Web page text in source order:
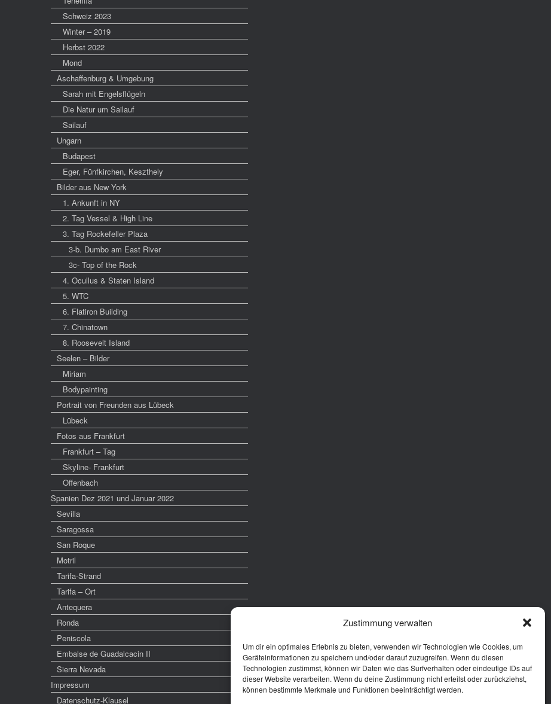
Zustimmung verwalten
Um dir ein optimales Erlebnis zu bieten, verwenden wir Technologien wie Cookies, um
Geräteinformationen zu speichern und/oder darauf zuzugreifen. Wenn du diesen
Technologien zustimmst, können wir Daten wie das Surfverhalten oder eindeutige IDs auf
dieser Website verarbeiten. Wenn du deine Zustimmung nicht erteilst oder zurückziehst,
können bestimmte Merkmale und Funktionen beeinträchtigt werden.
Schweiz 2023
Winter – 2019
Herbst 2022
Mond
Aschaffenburg & Umgebung
Sarah mit Engelsflügeln
Die Natur um Sailauf
Sailauf
Ungarn
Budapest
Eger, Fünfkirchen, Keszthely
Bilder aus New York
1. Ankunft in NY
2. Tag Vessel & High Line
3. Tag Rockefeller Plaza
3-b. Dumbo am East River
3c- Top of the Rock
4. Ocullus & Staten Island
5. WTC
6. Flatiron Building
7. Chinatown
8. Roosevelt Island
Seelen – Bilder
Miriam
Bodypainting
Portrait von Freunden aus Lübeck
Lübeck
Fotos aus Frankfurt
Frankfurt – Tag
Skyline- Frankfurt
Offenbach
Spanien Dez 2021 und Januar 2022
Sevilla
Saragossa
San Roque
Motril
Tarifa-Strand
Tarifa – Ort
Antequera
Ronda
Peniscola
Embalse de Guadalcacin II
Sierra Nevada
Impressum
Datenschutz-Klausel